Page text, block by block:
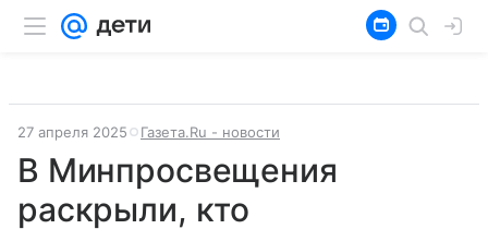
27 апреля 2025 Газета.Ru - новости
В Минпросвещения
раскрыли, кто